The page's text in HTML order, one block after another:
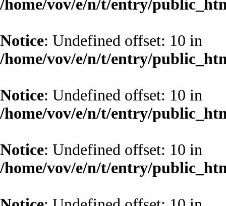
/home/vov/e/n/t/entry/
Notice: Undefined offset: 10 in
/home/vov/e/n/t/entry/
Notice: Undefined offset: 10 in
/home/vov/e/n/t/entry/
Notice: Undefined offset: 10 in
/home/vov/e/n/t/entry/